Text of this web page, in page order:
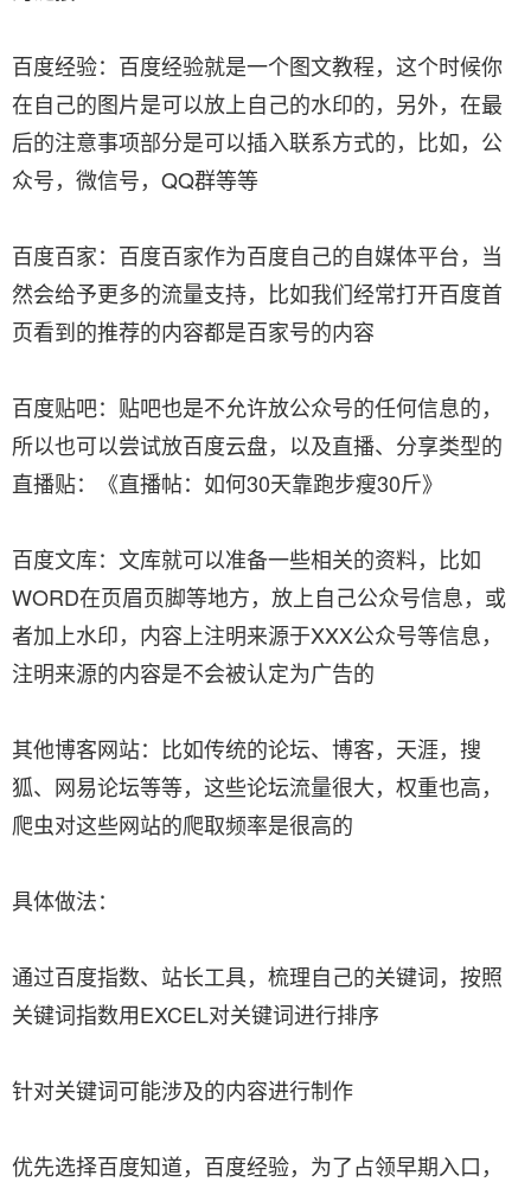
百度经验：百度经验就是一个图文教程，这个时候你
在自己的图片是可以放上自己的水印的，另外，在最
后的注意事项部分是可以插入联系方式的，比如，公
众号，微信号，QQ群等等
百度百家：百度百家作为百度自己的自媒体平台，当
然会给予更多的流量支持，比如我们经常打开百度首
页看到的推荐的内容都是百家号的内容
百度贴吧：贴吧也是不允许放公众号的任何信息的，
所以也可以尝试放百度云盘，以及直播、分享类型的
直播贴：《直播帖：如何30天靠跑步瘦30斤》
百度文库：文库就可以准备一些相关的资料，比如
WORD在页眉页脚等地方，放上自己公众号信息，或
者加上水印，内容上注明来源于XXX公众号等信息，
注明来源的内容是不会被认定为广告的
其他博客网站：比如传统的论坛、博客，天涯，搜
狐、网易论坛等等，这些论坛流量很大，权重也高，
爬虫对这些网站的爬取频率是很高的
具体做法：
通过百度指数、站长工具，梳理自己的关键词，按照
关键词指数用EXCEL对关键词进行排序
针对关键词可能涉及的内容进行制作
优先选择百度知道，百度经验，为了占领早期入口，